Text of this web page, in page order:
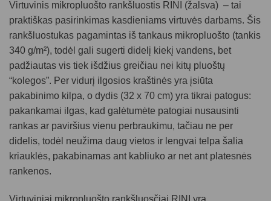
Virtuvinis mikropluošto rankšluostis RINI (žalsva) – tai
praktiškas pasirinkimas kasdieniams virtuvės darbams. Šis
rankšluostukas pagamintas iš tankaus mikropluošto (tankis
340 g/m²), todėl gali sugerti didelį kiekį vandens, bet
padžiautas vis tiek išdžius greičiau nei kitų pluoštų
“kolegos”. Per vidurį ilgosios kraštinės yra įsiūta
pakabinimo kilpa, o dydis (32 x 70 cm) yra tikrai patogus:
pakankamai ilgas, kad galėtumėte patogiai nusausinti
rankas ar paviršius vienu perbraukimu, tačiau ne per
didelis, todėl neužima daug vietos ir lengvai telpa šalia
kriauklės, pakabinamas ant kabliuko ar net ant platesnės
rankenos.
Virtuviniai mikropluošto rankšluosčiai RINI yra